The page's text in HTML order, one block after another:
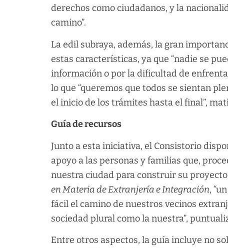
derechos como ciudadanos, y la
camino”.
La edil subraya, además, la gran
estas características, ya que “nadie se
información o por la dificultad de
lo que “queremos que todos se sientan
el inicio de los trámites hasta el final”,
Guía de recursos
Junto a esta iniciativa, el Consistorio
apoyo a las personas y familias que,
nuestra ciudad para construir su
en Materia de Extranjería e Integración, “
fácil el camino de nuestros vecinos
sociedad plural como la nuestra”,
Entre otros aspectos, la guía incluye no